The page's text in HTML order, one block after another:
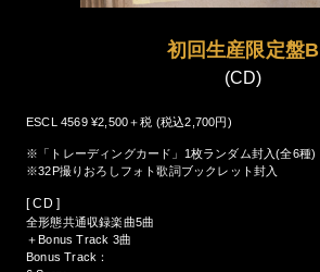
初回生産限定盤B
(CD)
ESCL 4569 ¥2,500＋税 (税込2,700円)
※「トレーディングカード」1枚ランダム封入(全6種)
※32P撮りおろしフォト歌詞ブックレット封入
[ CD ]
全形態共通収録楽曲5曲
＋Bonus Track 3曲
Bonus Track：